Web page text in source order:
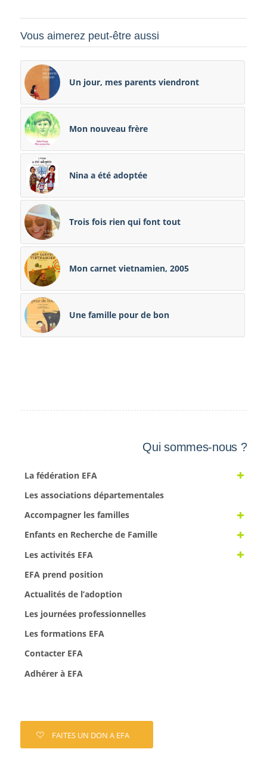
Vous aimerez peut-être aussi
Un jour, mes parents viendront
Mon nouveau frère
Nina a été adoptée
Trois fois rien qui font tout
Mon carnet vietnamien, 2005
Une famille pour de bon
Qui sommes-nous ?
La fédération EFA
Les associations départementales
Accompagner les familles
Enfants en Recherche de Famille
Les activités EFA
EFA prend position
Actualités de l’adoption
Les journées professionnelles
Les formations EFA
Contacter EFA
Adhérer à EFA
FAITES UN DON A EFA